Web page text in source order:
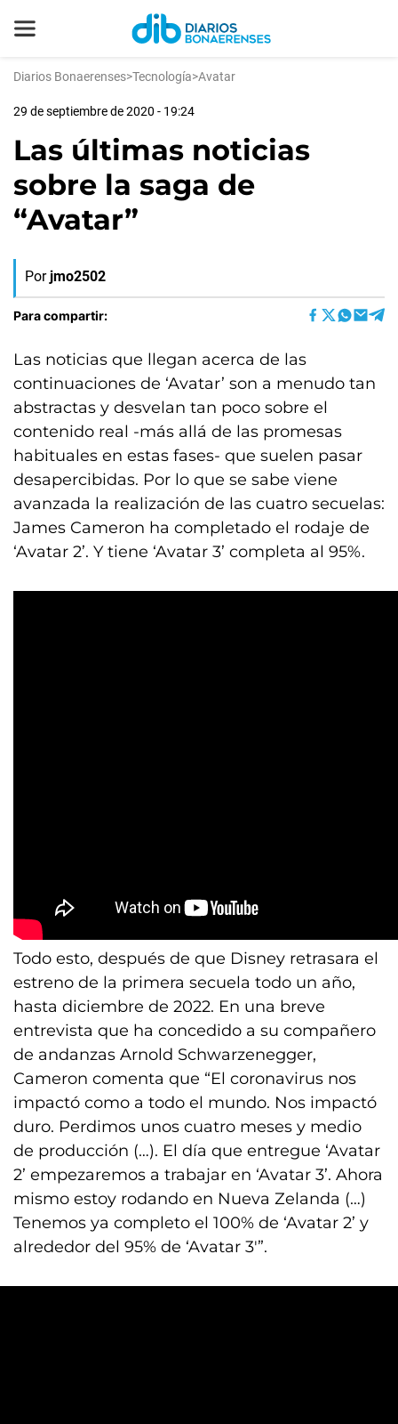
Diarios Bonaerenses>Tecnología>Avatar
29 de septiembre de 2020 - 19:24
Las últimas noticias
sobre la saga de
“Avatar”
Por jmo2502
Para compartir:
Las noticias que llegan acerca de las
continuaciones de ‘Avatar’ son a menudo tan
abstractas y desvelan tan poco sobre el
contenido real -más allá de las promesas
habituales en estas fases- que suelen pasar
desapercibidas. Por lo que se sabe viene
avanzada la realización de las cuatro secuelas:
James Cameron ha completado el rodaje de
‘Avatar 2’. Y tiene ‘Avatar 3’ completa al 95%.
Todo esto, después de que Disney retrasara el
estreno de la primera secuela todo un año,
hasta diciembre de 2022. En una breve
entrevista que ha concedido a su compañero
de andanzas Arnold Schwarzenegger,
Cameron comenta que “El coronavirus nos
impactó como a todo el mundo. Nos impactó
duro. Perdimos unos cuatro meses y medio
de producción (…). El día que entregue ‘Avatar
2’ empezaremos a trabajar en ‘Avatar 3’. Ahora
mismo estoy rodando en Nueva Zelanda (…)
Tenemos ya completo el 100% de ‘Avatar 2’ y
alrededor del 95% de ‘Avatar 3′”.